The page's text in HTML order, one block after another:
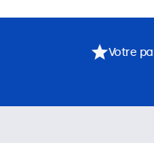
Votre